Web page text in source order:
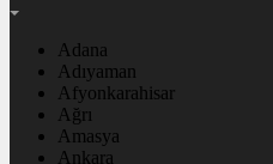
Adana
Adıyaman
Afyonkarahisar
Ağrı
Amasya
Ankara